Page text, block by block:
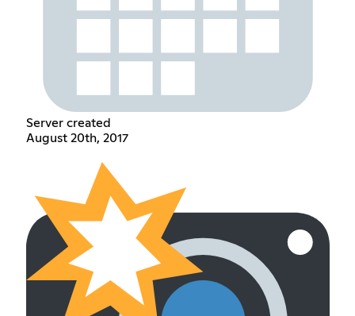
Server created
August 20th, 2017